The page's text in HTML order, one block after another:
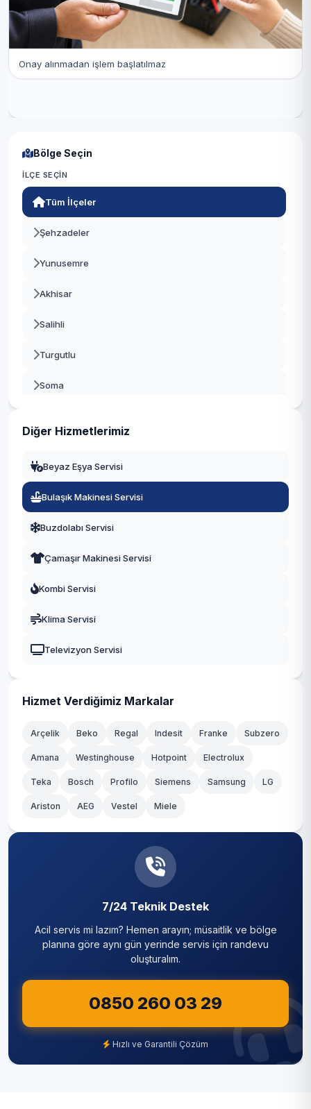
Onay alınmadan işlem başlatılmaz
Bölge Seçin
İLÇE SEÇIN
Tüm İlçeler
Şehzadeler
Yunusemre
Akhisar
Salihli
Turgutlu
Soma
Diğer Hizmetlerimiz
Beyaz Eşya Servisi
Bulaşık Makinesi Servisi
Buzdolabı Servisi
Çamaşır Makinesi Servisi
Kombi Servisi
Klima Servisi
Televizyon Servisi
Hizmet Verdiğimiz Markalar
Arçelik Beko Regal Indesit Franke Subzero
Amana Westinghouse Hotpoint Electrolux
Teka Bosch Profilo Siemens Samsung LG
Ariston AEG Vestel Miele
7/24 Teknik Destek
Acil servis mi lazım? Hemen arayın; müsaitlik ve bölge
planına göre aynı gün yerinde servis için randevu
oluşturalım.
0850 260 03 29
Hızlı ve Garantili Çözüm